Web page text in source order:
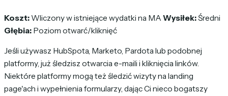
Koszt: Wliczony w istniejące wydatki na MA Wysiłek:Średni
Głębia: Poziom otwarć/kliknięć
Jeśli używasz HubSpota, Marketo, Pardota lub podobnej
platformy, już śledzisz otwarcia e-maili i kliknięcia linków.
Niektóre platformy mogą też śledzić wizyty na landing
page'ach i wypełnienia formularzy, dając Ci nieco bogatszy